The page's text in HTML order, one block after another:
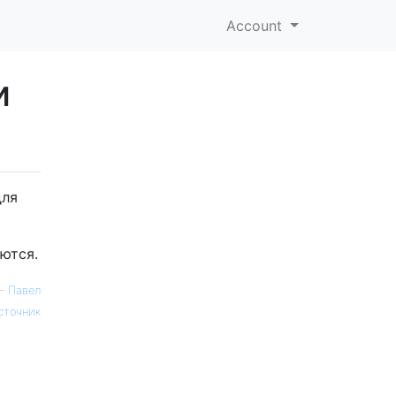
Account
Павел